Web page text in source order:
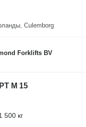
Culemborg
Forklifts BV
M 15
500 кг